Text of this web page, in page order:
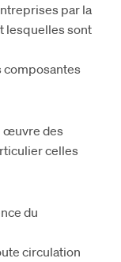
par la
lesquelles sont
composantes
œuvre des
celles
du
circulation